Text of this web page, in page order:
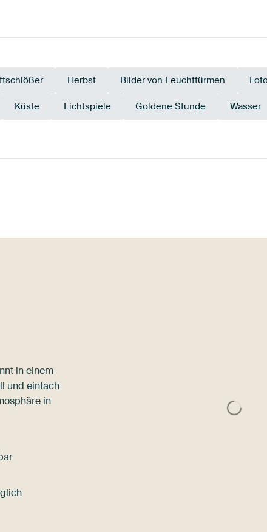
Herbst Bilder von Leuchttürmen
Küste Lichtspiele Goldene Stunde Wasser
in einem
und einfach
in